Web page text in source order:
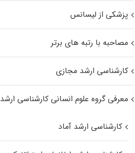
پزشکی از لیسانس
مصاحبه با رتبه های برتر
کارشناسی ارشد مجازی
معرفی گروه علوم انسانی کارشناسی ارشد
کارشناسی ارشد آماد